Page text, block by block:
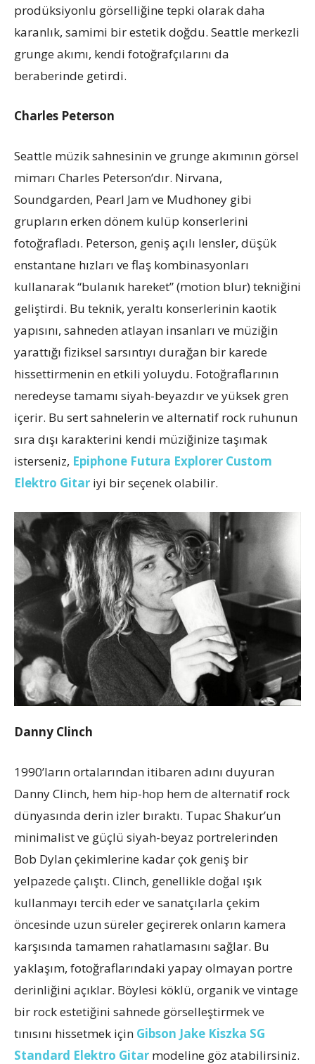
prodüksiyonlu görselliğine tepki olarak daha
karanlık, samimi bir estetik doğdu. Seattle merkezli
grunge akımı, kendi fotoğrafçılarını da
beraberinde getirdi.
Charles Peterson
Seattle müzik sahnesinin ve grunge akımının görsel
mimarı Charles Peterson’dır. Nirvana,
Soundgarden, Pearl Jam ve Mudhoney gibi
grupların erken dönem kulüp konserlerini
fotoğrafladı. Peterson, geniş açılı lensler, düşük
enstantane hızları ve flaş kombinasyonları
kullanarak “bulanık hareket” (motion blur) tekniğini
geliştirdi. Bu teknik, yeraltı konserlerinin kaotik
yapısını, sahneden atlayan insanları ve müziğin
yarattığı fiziksel sarsıntıyı durağan bir karede
hissettirmenin en etkili yoluydu. Fotoğraflarının
neredeyse tamamı siyah-beyazdır ve yüksek gren
içerir. Bu sert sahnelerin ve alternatif rock ruhunun
sıra dışı karakterini kendi müziğinize taşımak
isterseniz, Epiphone Futura Explorer Custom
Elektro Gitar iyi bir seçenek olabilir.
Danny Clinch
1990’ların ortalarından itibaren adını duyuran
Danny Clinch, hem hip-hop hem de alternatif rock
dünyasında derin izler bıraktı. Tupac Shakur’un
minimalist ve güçlü siyah-beyaz portrelerinden
Bob Dylan çekimlerine kadar çok geniş bir
yelpazede çalıştı. Clinch, genellikle doğal ışık
kullanmayı tercih eder ve sanatçılarla çekim
öncesinde uzun süreler geçirerek onların kamera
karşısında tamamen rahatlamasını sağlar. Bu
yaklaşım, fotoğraflarındaki yapay olmayan portre
derinliğini açıklar. Böylesi köklü, organik ve vintage
bir rock estetiğini sahnede görselleştirmek ve
tınısını hissetmek için Gibson Jake Kiszka SG
Standard Elektro Gitar modeline göz atabilirsiniz.